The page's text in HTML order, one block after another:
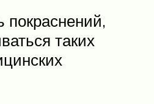
покраснений,
таких